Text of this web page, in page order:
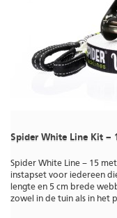
Spider White Line Kit –
Spider White Line – 15
instapset voor iedereen
lengte en 5 cm brede
zowel in de tuin als in het